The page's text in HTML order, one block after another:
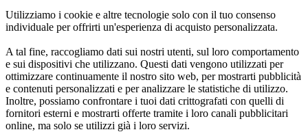
Utilizziamo i cookie e altre tecnologie solo con il tuo consenso
individuale per offrirti un'esperienza di acquisto personalizzata.
A tal fine, raccogliamo dati sui nostri utenti, sul loro comportamento
e sui dispositivi che utilizzano. Questi dati vengono utilizzati per
ottimizzare continuamente il nostro sito web, per mostrarti pubblicità
e contenuti personalizzati e per analizzare le statistiche di utilizzo.
Inoltre, possiamo confrontare i tuoi dati crittografati con quelli di
fornitori esterni e mostrarti offerte tramite i loro canali pubblicitari
online, ma solo se utilizzi già i loro servizi.